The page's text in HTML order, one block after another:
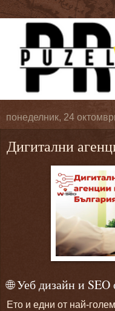
понеделник, 24
Дигитални
🌐 Уеб дизайн и
Ето и едни от най-